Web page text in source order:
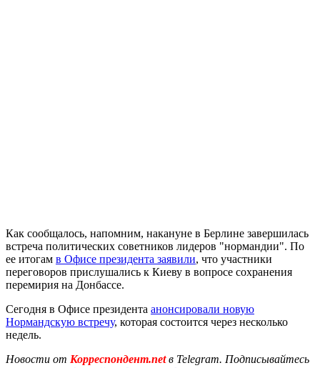
Как сообщалось, напомним, накануне в Берлине завершилась
встреча политических советников лидеров "нормандии". По
ее итогам в Офисе президента заявили, что участники
переговоров прислушались к Киеву в вопросе сохранения
перемирия на Донбассе.
Сегодня в Офисе президента анонсировали новую
Нормандскую встречу, которая состоится через несколько
недель.
Новости от Корреспондент.netв Telegram. Подписывайтесь